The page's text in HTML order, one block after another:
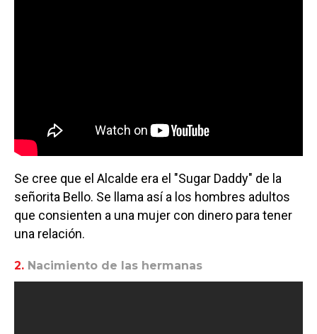
Se cree que el Alcalde era el "Sugar Daddy" de la
señorita Bello. Se llama así a los hombres adultos
que consienten a una mujer con dinero para tener
una relación.
2. Nacimiento de las hermanas